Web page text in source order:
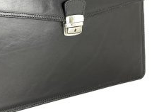
Púzdra na obleky
Tašky na notebook
výrobky
Pletené kožené výrobky
Pletené kabelky
Kožené peňaženky RFID